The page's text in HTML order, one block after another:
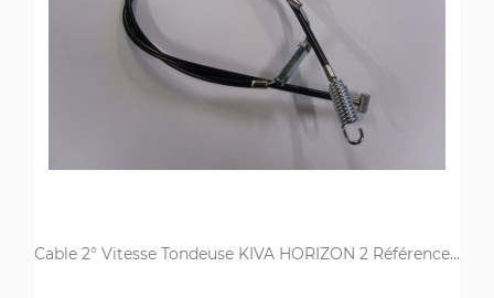
Cable 2° Vitesse Tondeuse KIVA HORIZON 2 Référence...